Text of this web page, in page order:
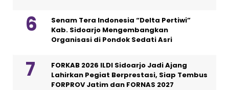
Senam Tera Indonesia “Delta Pertiwi”
Kab. Sidoarjo Mengembangkan
Organisasi di Pondok Sedati Asri
FORKAB 2026 ILDI Sidoarjo Jadi Ajang
Lahirkan Pegiat Berprestasi, Siap Tembus
FORPROV Jatim dan FORNAS 2027